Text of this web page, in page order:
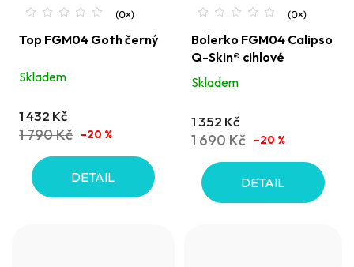
Top FGM04 Goth černý
Skladem
1 432 Kč
1 790 Kč –20 %
DETAIL
Bolerko FGM04 Calipso
Q-Skin® cihlové
Skladem
1 352 Kč
1 690 Kč –20 %
DETAIL